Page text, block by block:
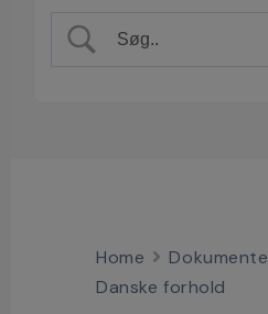
Home
Dokumente
Danske forhold